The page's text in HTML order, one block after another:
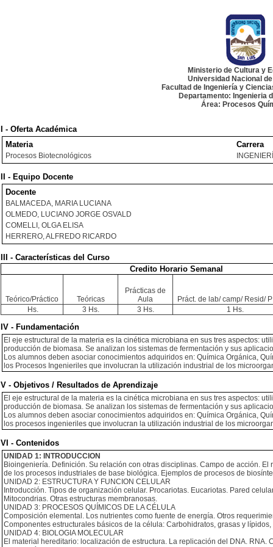
Ministerio de Cultura y
Universidad Nacional
Facultad de Ingeniería y
Departamento: Ingenieria
Área: Procesos
I - Oferta Académica
Materia
Carrera
Procesos Biotecnológicos
II - Equipo Docente
Docente
BALMACEDA, MARIA LUCIANA
OLMEDO, LUCIANO JORGE OSVALD
COMELLI, OLGA ELISA
HERRERO, ALFREDO RICARDO
III - Características del Curso
Credito Horario Semanal
Teórico/Práctico Teóricas
Prácticas de
Aula
Práct. de lab/ camp/ Resid/
Hs.
3 Hs. 3 Hs. 1 Hs.
IV - Fundamentación
El eje estructural de la materia es la cinética microbiana en sus tres aspectos:
producción de biomasa. Se analizan los sistemas de fermentación y sus
Los alumnos deben asociar conocimientos adquiridos en: Química Orgánica,
los Procesos Ingenieriles que involucran la utilización industrial de los
V - Objetivos / Resultados de Aprendizaje
El eje estructural de la materia es la cinética microbiana en sus tres aspectos:
producción de biomasa. Se analizan los sistemas de fermentación y sus
Los alumnos deben asociar conocimientos adquiridos en: Química Orgánica,
los procesos ingenieriles que involucran la utilización industrial de los
VI - Contenidos
UNIDAD 1: INTRODUCCION
Bioingeniería. Definición. Su relación con otras disciplinas. Campo de acción.
de los procesos industriales de base biológica. Ejemplos de procesos de
UNIDAD 2: ESTRUCTURA Y FUNCION CELULAR
Introducción. Tipos de organización celular. Procariotas. Eucariotas. Pared
Mitocondrias. Otras estructuras membranosas.
UNIDAD 3: PROCESOS QUÍMICOS DE LA CÉLULA
Composición elemental. Los nutrientes como fuente de energía. Otros
Componentes estructurales básicos de la célula: Carbohidratos, grasas y
UNIDAD 4: BIOLOGIA MOLECULAR
El material hereditario: localización de estructura. La replicación del DNA. RNA.